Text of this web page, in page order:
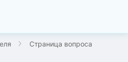
Страница вопроса